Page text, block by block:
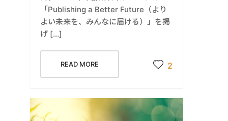
「Publishing a Better Future（より
よい未来を、みんなに届ける）」を掲
げ […]
READ MORE 2